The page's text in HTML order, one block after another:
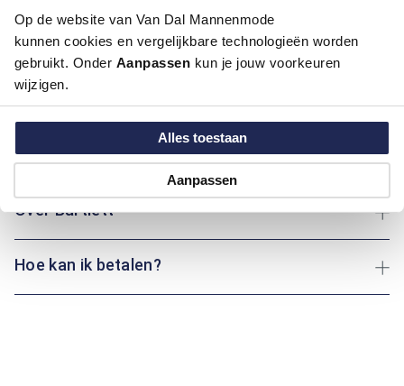
Op de website van Van Dal Mannenmode
kunnen cookies en vergelijkbare technologieën worden
gebruikt. Onder Aanpassen kun je jouw voorkeuren
wijzigen.
Alles toestaan
Aanpassen
Artikelnummer
1016316-22-XL
Kleur:
Licht Blauw
Materiaal:
95% Katoen / 5% Lycra
Pasvorm:
Motief:
Natuur elementen motief
Maatinformatie
Over Bartlett
Hoe kan ik betalen?